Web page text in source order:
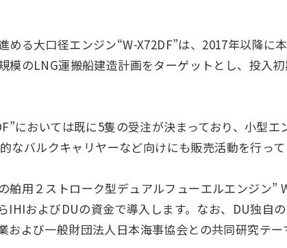
る大口径エンジン“W-X72DF”は、2017年以降に
模のLNG運搬船建造計画をターゲットとし、投入
においては既に5隻の受注が決まっており、小型エ
なバルクキャリヤーなど向けにも販売活動を行って
用２ストローク型デュアルフューエルエンジン”
IHIおよびDUの資金で導入します。なお、DU独自
よび一般財団法人日本海事協会との共同研究テー